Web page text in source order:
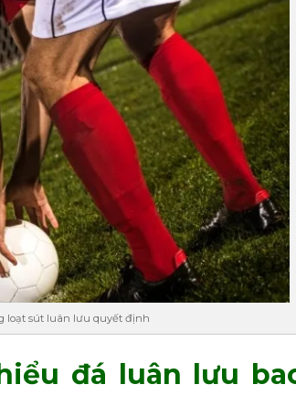
loạt sút luân lưu quyết định
đá luân lưu